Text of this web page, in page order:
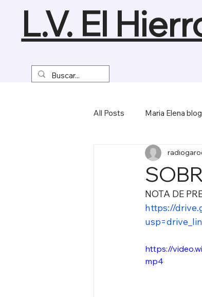
L.V. El
All Posts Maria Elena blog
Turismo y Naturaleza
MisceláneaNOTA DE
https://
https://
mp4